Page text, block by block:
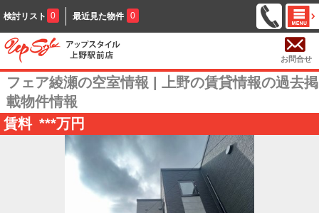
検討リスト 0 最近見た物件 0
お問合せ
フェア綾瀬の空室情報 | 上野の賃貸情報の過去掲
載物件情報
賃料 ***万円